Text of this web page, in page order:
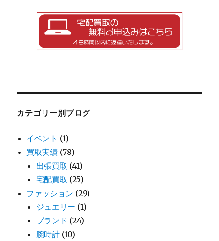
カテゴリー別ブログ
イベント (1)
買取実績 (78)
出張買取 (41)
宅配買取 (25)
ファッション (29)
ジュエリー (1)
ブランド (24)
腕時計 (10)